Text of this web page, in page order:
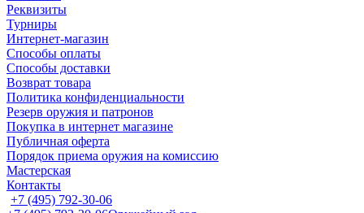
Реквизиты
Турниры
Интернет-магазин
Способы оплаты
Способы доставки
Возврат товара
Политика конфиденциальности
Резерв оружия и патронов
Покупка в интернет магазине
Публичная оферта
Порядок приема оружия на комиссию
Мастерская
Контакты
+7 (495) 792-30-06